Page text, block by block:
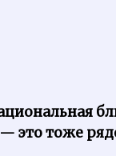
это тоже